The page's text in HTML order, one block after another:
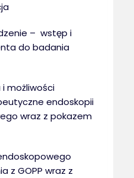
– wstęp i
do badania
możliwości
endoskopii
wraz z pokazem
z GOPP wraz z